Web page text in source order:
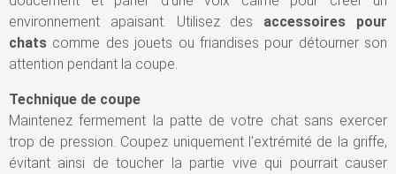
environnement apaisant. Utilisez des accessoires pour
chats comme des jouets ou friandises pour détourner son
attention pendant la coupe.
Technique de coupe
Maintenez fermement la patte de votre chat sans exercer
trop de pression. Coupez uniquement l'extrémité de la griffe,
évitant ainsi de toucher la partie vive qui pourrait causer